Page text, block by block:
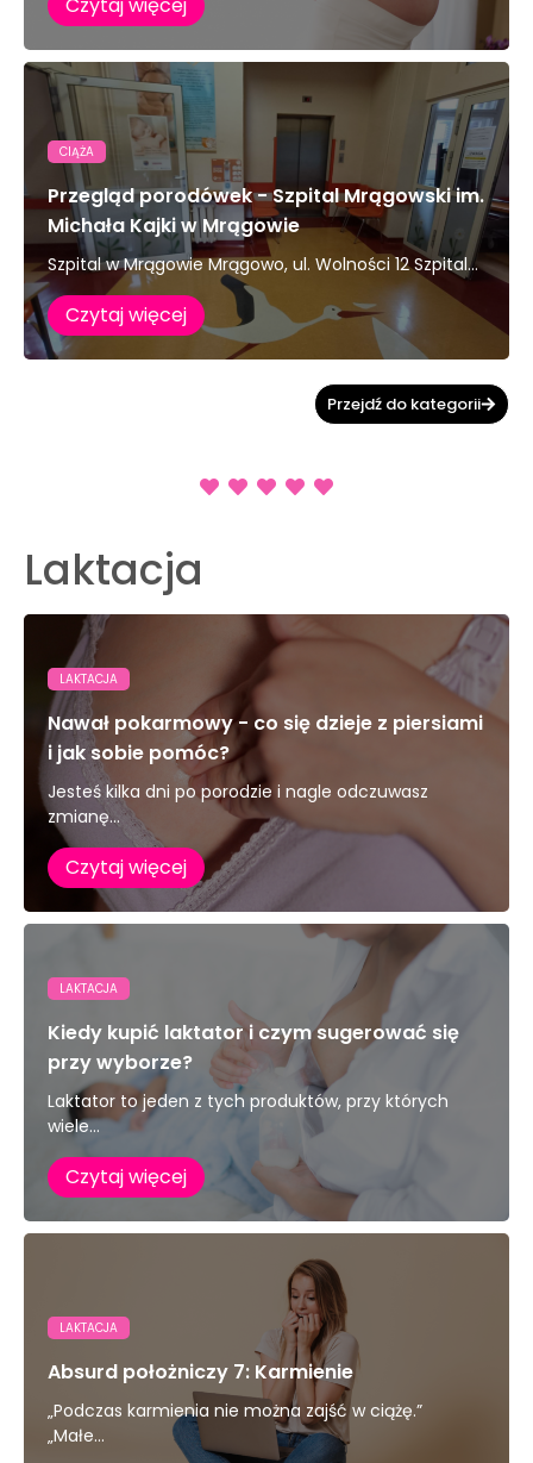
Czytaj więcej
CIĄŻA
Przegląd porodówek - Szpital Mrągowski im.
Michała Kajki w Mrągowie
Szpital w Mrągowie Mrągowo, ul. Wolności 12 Szpital...
Czytaj więcej
Przejdź do kategorii
Laktacja
LAKTACJA
Nawał pokarmowy - co się dzieje z piersiami
i jak sobie pomóc?
Jesteś kilka dni po porodzie i nagle odczuwasz
zmianę...
Czytaj więcej
LAKTACJA
Kiedy kupić laktator i czym sugerować się
przy wyborze?
Laktator to jeden z tych produktów, przy których
wiele...
Czytaj więcej
LAKTACJA
Absurd położniczy 7: Karmienie
„Podczas karmienia nie można zajść w ciążę.”
„Małe...